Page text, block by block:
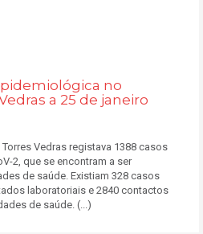
no
a 25 de janeiro
Vedras registava 1388 casos
2, que se encontram a ser
de saúde. Existiam 328 casos
laboratoriais e 2840 contactos
de saúde. (...)